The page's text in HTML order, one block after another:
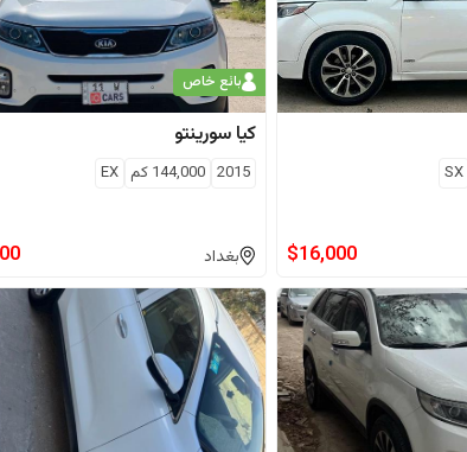
SX
$16,000
بائع خاص
كيا سورينتو
2015
144,000 كم EX
بغداد